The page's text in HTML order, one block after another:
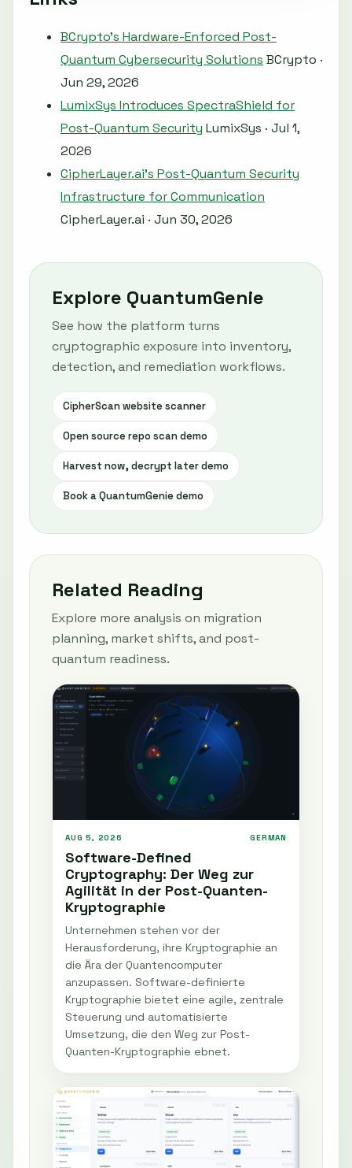
BCrypto's Hardware-Enforced Post-
Quantum Cybersecurity Solutions BCrypto ·
Jun 29, 2026
LumixSys Introduces SpectraShield for
Post-Quantum Security LumixSys · Jul 1,
2026
CipherLayer.ai's Post-Quantum Security
Infrastructure for Communication
CipherLayer.ai · Jun 30, 2026
Explore QuantumGenie
See how the platform turns
cryptographic exposure into inventory,
detection, and remediation workflows.
CipherScan website scanner
Open source repo scan demo
Harvest now, decrypt later demo
Book a QuantumGenie demo
Related Reading
Explore more analysis on migration
planning, market shifts, and post-
quantum readiness.
AUG 5, 2026 GERMAN
Software-Defined
Cryptography: Der Weg zur
Agilität in der Post-Quanten-
Kryptographie
Unternehmen stehen vor der
Herausforderung, ihre Kryptographie an
die Ära der Quantencomputer
anzupassen. Software-definierte
Kryptographie bietet eine agile, zentrale
Steuerung und automatisierte
Umsetzung, die den Weg zur Post-
Quanten-Kryptographie ebnet.